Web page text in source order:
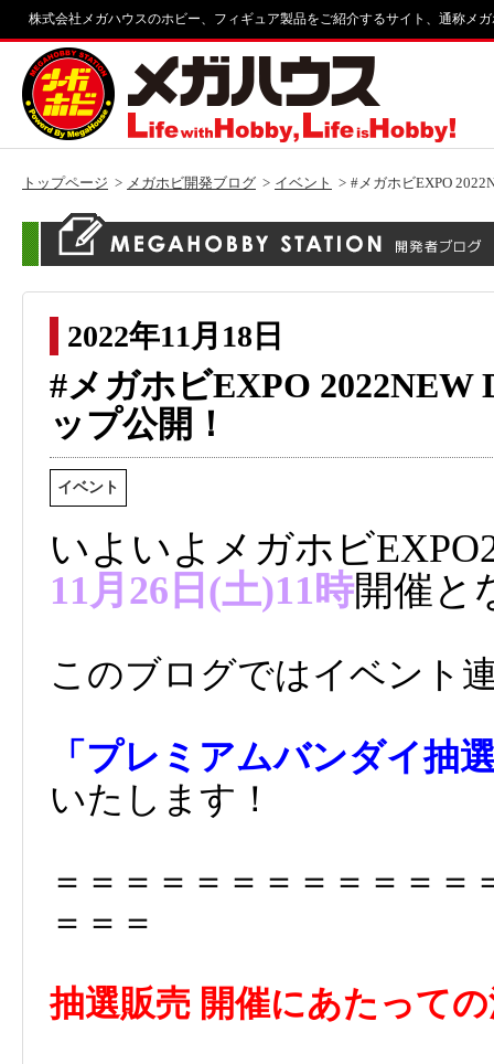
株式会社メガハウスのホビー、フィギュア製品をご紹介するサイト、通称メ
トップページ メガホビ開発ブログ イベント #メガホビEXPO
2022年11月18日
#メガホビEXPO
ップ公開！
イベント
いよいよメガホビ
11月26日(土)11時開催と
このブログではイベント
「プレミアムバンダイ抽
いたします！
＝＝＝＝＝＝＝＝＝＝＝
＝＝＝
抽選販売 開催にあたって